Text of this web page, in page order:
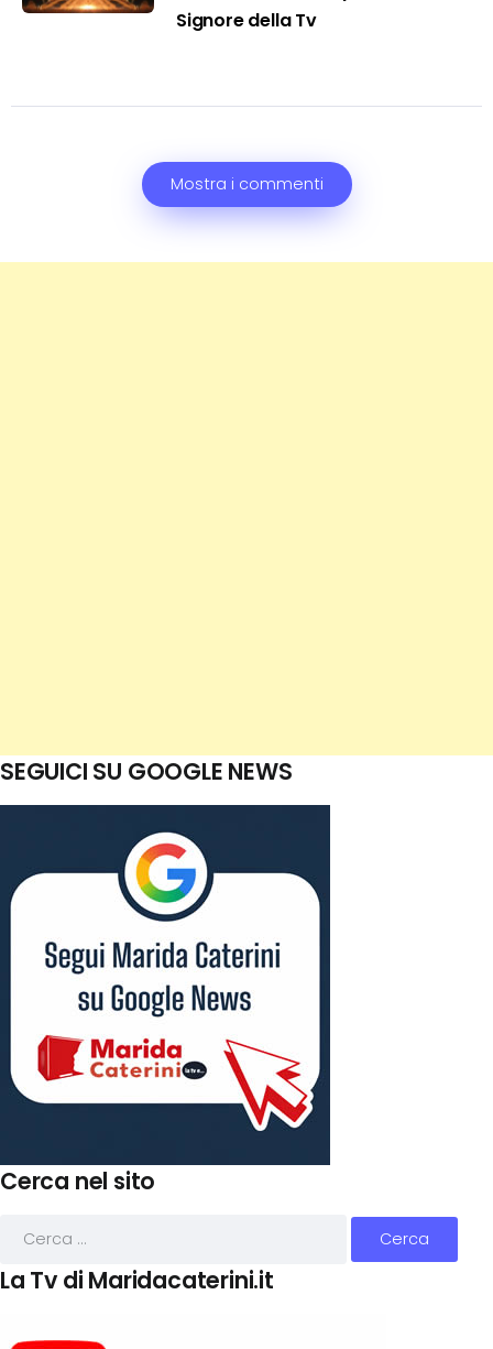
Signore della Tv
Mostra i commenti
SEGUICI SU GOOGLE NEWS
Cerca nel sito
La Tv di Maridacaterini.it